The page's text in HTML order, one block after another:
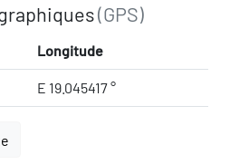
(GPS)
Longitude
E 19.045417 °